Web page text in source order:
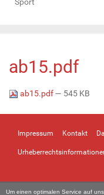
Um einen optimalen Service auf
ab15.pdf
ab15.pdf— 545 KB
Impressum Kontakt